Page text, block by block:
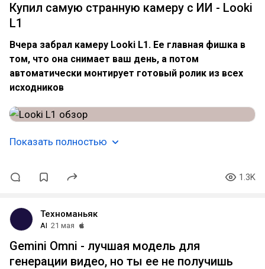
Купил самую странную камеру с ИИ - Looki
L1
Вчера забрал камеру Looki L1. Ее главная фишка в
том, что она снимает ваш день, а потом
автоматически монтирует готовый ролик из всех
исходников
Показать полностью
1.3K
Техноманьяк
AI 21 мая
Gemini Omni - лучшая модель для
генерации видео, но ты ее не получишь